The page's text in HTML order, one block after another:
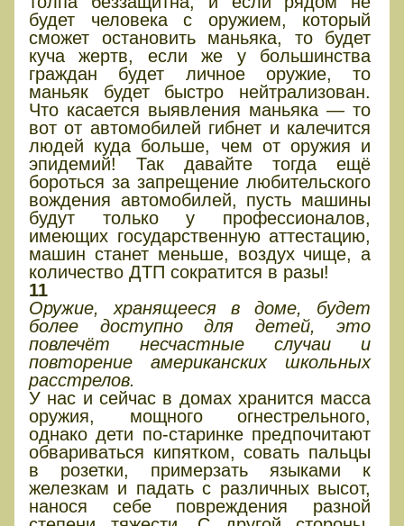
будет человека с оружием, который
сможет остановить маньяка, то будет
куча жертв, если же у большинства
граждан будет личное оружие, то
маньяк будет быстро нейтрализован.
Что касается выявления маньяка — то
вот от автомобилей гибнет и калечится
людей куда больше, чем от оружия и
эпидемий! Так давайте тогда ещё
бороться за запрещение любительского
вождения автомобилей, пусть машины
будут только у профессионалов,
имеющих государственную аттестацию,
машин станет меньше, воздух чище, а
количество ДТП сократится в разы!
11
Оружие, хранящееся в доме, будет
более доступно для детей, это
повлечёт несчастные случаи и
повторение американских школьных
расстрелов.
У нас и сейчас в домах хранится масса
оружия, мощного огнестрельного,
однако дети по-старинке предпочитают
обвариваться кипятком, совать пальцы
в розетки, примерзать языками к
железкам и падать с различных высот,
нанося себе повреждения разной